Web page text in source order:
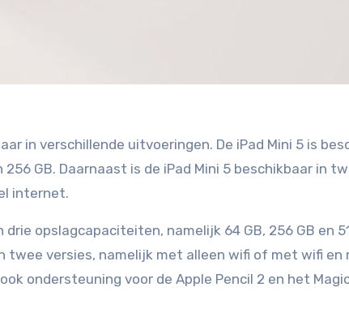
in verschillende uitvoeringen. De iPad Mini 5 is
GB. Daarnaast is de iPad Mini 5 beschikbaar in
internet.
opslagcapaciteiten, namelijk 64 GB, 256 GB en
twee versies, namelijk met alleen wifi of met wifi en
ondersteuning voor de Apple Pencil 2 en het